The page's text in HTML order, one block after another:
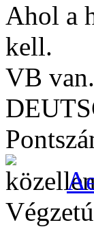
Ahol a
kell.
VB